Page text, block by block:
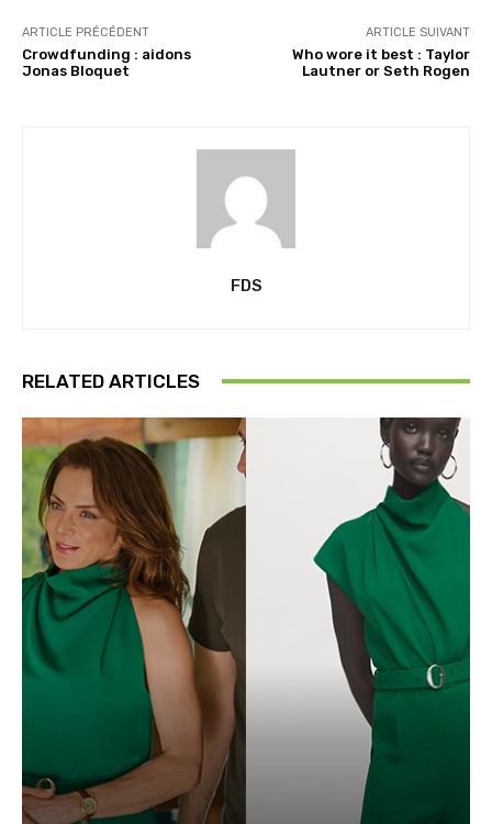
ARTICLE PRÉCÉDENT
Crowdfunding : aidons
Jonas Bloquet
ARTICLE SUIVANT
Who wore it best : Taylor
Lautner or Seth Rogen
FDS
RELATED ARTICLES